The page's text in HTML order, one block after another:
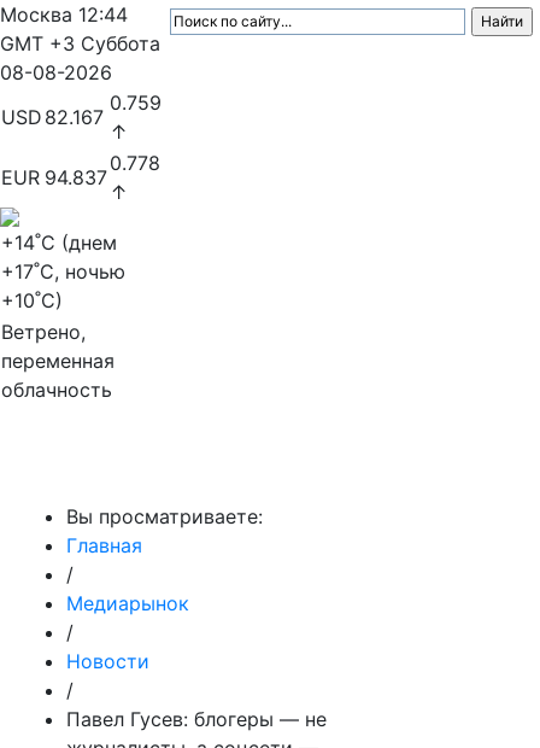
Москва 12:44
GMT +3 Суббота
08-08-2026
USD 82.167
0.759
↑
EUR 94.837
0.778
↑
+14˚C (днем
+17˚C, ночью
+10˚C)
Ветрено,
переменная
облачность
Вы просматриваете:
Главная
/
Медиарынок
/
Новости
/
Павел Гусев: блогеры — не